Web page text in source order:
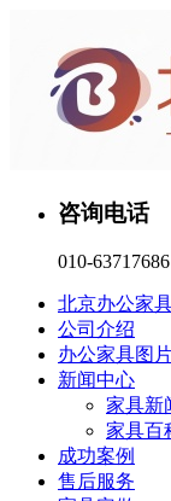
咨询电话
010-63717686
北京办公家
公司介绍
办公家具图
新闻中心
家具新
家具百
成功案例
售后服务